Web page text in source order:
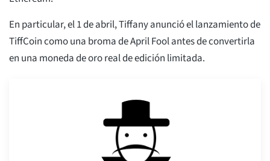
En particular, el 1 de abril, Tiffany anunció el lanzamiento de
TiffCoin como una broma de April Fool antes de convertirla
en una moneda de oro real de edición limitada.